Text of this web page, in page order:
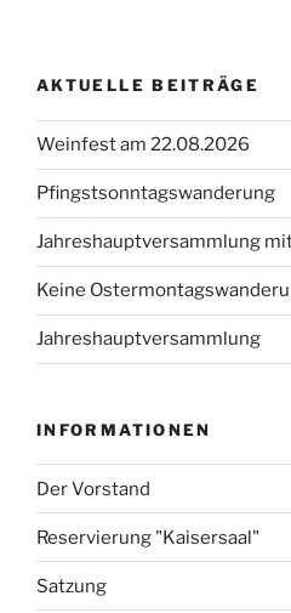
AKTUELLE BEITRÄGE
Weinfest am 22.08.2026
Pfingstsonntagswanderung
Jahreshauptversammlung
Keine
Jahreshauptversammlung
INFORMATIONEN
Der Vorstand
Reservierung "Kaisersaal"
Satzung